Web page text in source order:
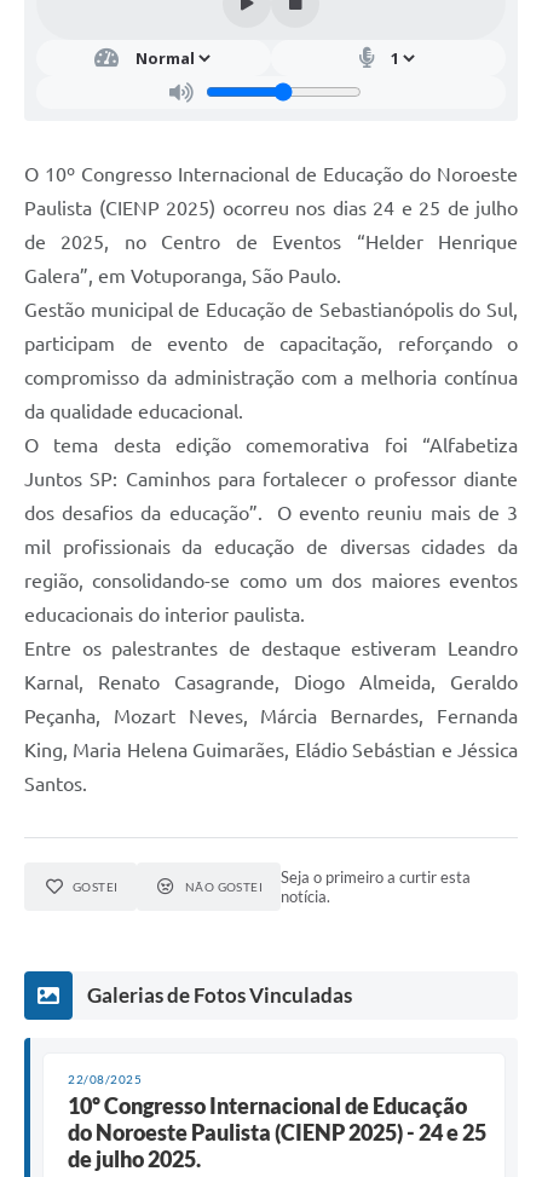
O 10º Congresso Internacional de Educação do Noroeste
Paulista (CIENP 2025) ocorreu nos dias 24 e 25 de julho
de 2025, no Centro de Eventos “Helder Henrique
Galera”, em Votuporanga, São Paulo.
Gestão municipal de Educação de Sebastianópolis do Sul,
participam de evento de capacitação, reforçando o
compromisso da administração com a melhoria contínua
da qualidade educacional.
O tema desta edição comemorativa foi “Alfabetiza
Juntos SP: Caminhos para fortalecer o professor diante
dos desafios da educação”. O evento reuniu mais de 3
mil profissionais da educação de diversas cidades da
região, consolidando-se como um dos maiores eventos
educacionais do interior paulista.
Entre os palestrantes de destaque estiveram Leandro
Karnal, Renato Casagrande, Diogo Almeida, Geraldo
Peçanha, Mozart Neves, Márcia Bernardes, Fernanda
King, Maria Helena Guimarães, Eládio Sebástian e Jéssica
Santos.
GOSTEI NÃO GOSTEI
Seja o primeiro a curtir esta
notícia.
Galerias de Fotos Vinculadas
22/08/2025
10º Congresso Internacional de Educação
do Noroeste Paulista (CIENP 2025) - 24 e 25
de julho 2025.